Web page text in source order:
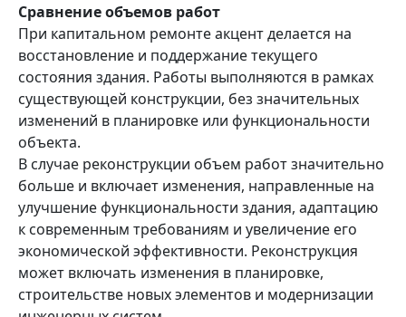
Сравнение объемов работ
При капитальном ремонте акцент делается на
восстановление и поддержание текущего
состояния здания. Работы выполняются в рамках
существующей конструкции, без значительных
изменений в планировке или функциональности
объекта.
В случае реконструкции объем работ значительно
больше и включает изменения, направленные на
улучшение функциональности здания, адаптацию
к современным требованиям и увеличение его
экономической эффективности. Реконструкция
может включать изменения в планировке,
строительстве новых элементов и модернизации